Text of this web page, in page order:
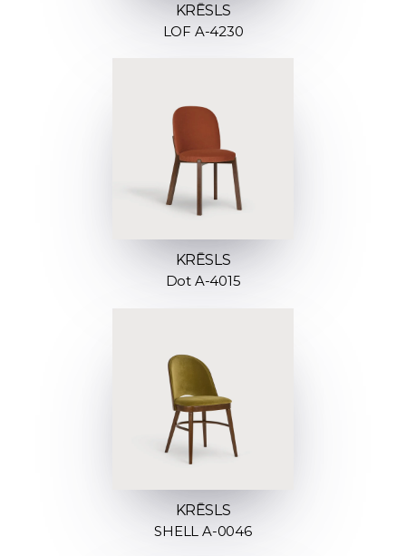
KRĒSLS
LOF A-4230
KRĒSLS
Dot A-4015
KRĒSLS
SHELL A-0046